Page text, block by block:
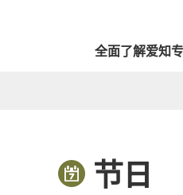
全面了解爱知
节日